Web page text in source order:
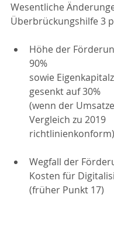
Wesentliche
Überbrückungshilfe 3
Höhe der
90%
sowie
gesenkt auf 30%
(wenn der
Vergleich zu 2019
richtlinienkonform)
Wegfall der
Kosten für
(früher Punkt 17)